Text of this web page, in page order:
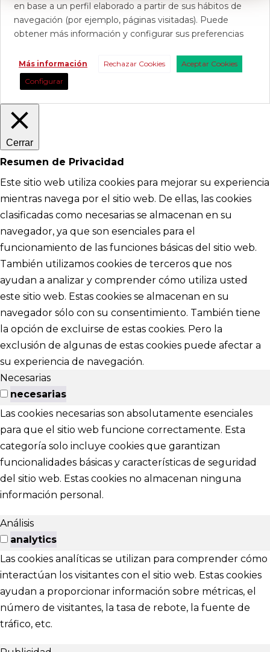
en base a un perfil elaborado a partir de sus hábitos de
navegación (por ejemplo, páginas visitadas). Puede
obtener más información y configurar sus preferencias
Más información Rechazar Cookies
Aceptar Cookies
Configurar
Cerrar
Resumen de Privacidad
Este sitio web utiliza cookies para mejorar su experiencia
mientras navega por el sitio web. De ellas, las cookies
clasificadas como necesarias se almacenan en su
navegador, ya que son esenciales para el
funcionamiento de las funciones básicas del sitio web.
También utilizamos cookies de terceros que nos
ayudan a analizar y comprender cómo utiliza usted
este sitio web. Estas cookies se almacenan en su
navegador sólo con su consentimiento. También tiene
la opción de excluirse de estas cookies. Pero la
exclusión de algunas de estas cookies puede afectar a
su experiencia de navegación.
Necesarias
necesarias
Las cookies necesarias son absolutamente esenciales
para que el sitio web funcione correctamente. Esta
categoría solo incluye cookies que garantizan
funcionalidades básicas y características de seguridad
del sitio web. Estas cookies no almacenan ninguna
información personal.
Análisis
analytics
Las cookies analíticas se utilizan para comprender cómo
interactúan los visitantes con el sitio web. Estas cookies
ayudan a proporcionar información sobre métricas, el
número de visitantes, la tasa de rebote, la fuente de
tráfico, etc.